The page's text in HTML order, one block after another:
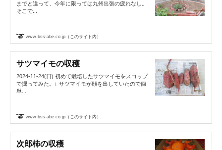
までと違って、今年に限っては九州出張の疲れなし。
そこで...
www.bss-abe.co.jp（このサイト内）
サツマイモの収穫
2024-11-24(日) 初めて栽培したサツマイモをスコップ
で掘ってみた。↓ サツマイモが顔を出していたので簡
単...
www.bss-abe.co.jp（このサイト内）
次郎柿の収穫